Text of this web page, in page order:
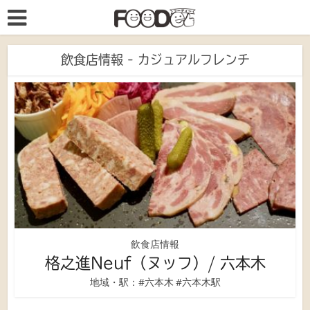
飲食店情報 - カジュアルフレンチ
飲食店情報
格之進Neuf（ヌッフ）/ 六本木
地域・駅： #六本木 #六本木駅